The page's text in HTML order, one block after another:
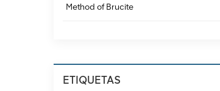
Method of Brucite
ETIQUETAS